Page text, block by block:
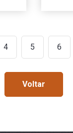
4 5 6
Voltar